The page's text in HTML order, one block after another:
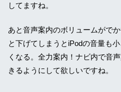
してますね。
あと音声案内のボリュームがで
と下げてしまうとiPodの音量も
くなる。全力案内！ナビ内で音
きるようにして欲しいですね。